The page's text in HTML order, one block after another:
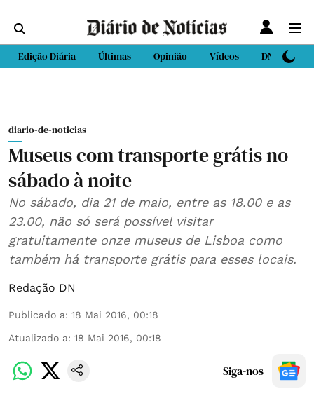
Edição Diária Últimas Opinião Vídeos DN Sport
diario-de-noticias
Museus com transporte grátis no
sábado à noite
No sábado, dia 21 de maio, entre as 18.00 e as
23.00, não só será possível visitar
gratuitamente onze museus de Lisboa como
também há transporte grátis para esses locais.
Redação DN
Publicado a: 18 Mai 2016, 00:18
Atualizado a: 18 Mai 2016, 00:18
Siga-nos